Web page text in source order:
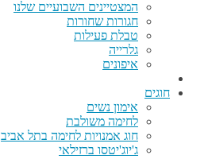
המצטיינים השבועיים שלנו
חגורות שחורות
טבלת פעילות
גלרייה
איפונים
חוגים
אימון נשים
לחימה משולבת
חוג אמנויות לחימה בתל אביב
ג'יוג'יטסו ברזילאי